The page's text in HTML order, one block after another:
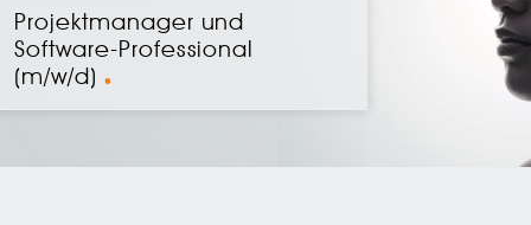
Projektmanager und
Software-Professional
(m/w/d)